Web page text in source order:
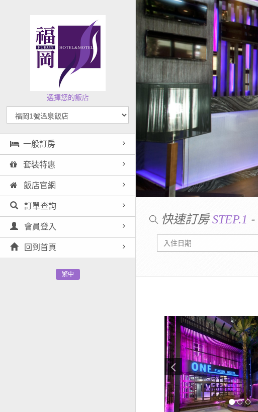
選擇您的飯店
一般訂房
套裝特惠
飯店官網
訂單查詢
會員登入
回到首頁
繁中
快速訂房STEP.1 -